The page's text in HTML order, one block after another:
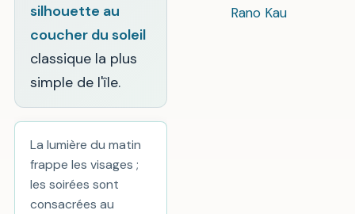
Rano Kau
silhouette au
coucher du soleil
classique la plus
simple de l'île.
La lumière du matin
frappe les visages ;
les soirées sont
consacrées au